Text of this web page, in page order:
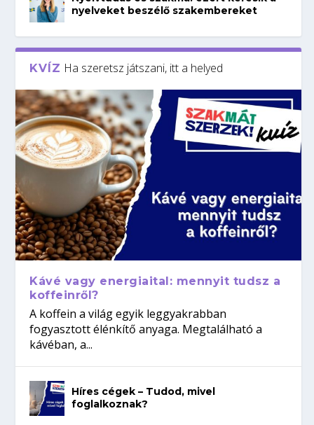
nyelveket beszélő szakembereket
KVÍZ Ha szeretsz játszani, itt a helyed
Kávé vagy energiaital: mennyit tudsz a
koffeinről?
A koffein a világ egyik leggyakrabban
fogyasztott élénkítő anyaga. Megtalálható a
kávéban, a...
Híres cégek – Tudod, mivel
foglalkoznak?